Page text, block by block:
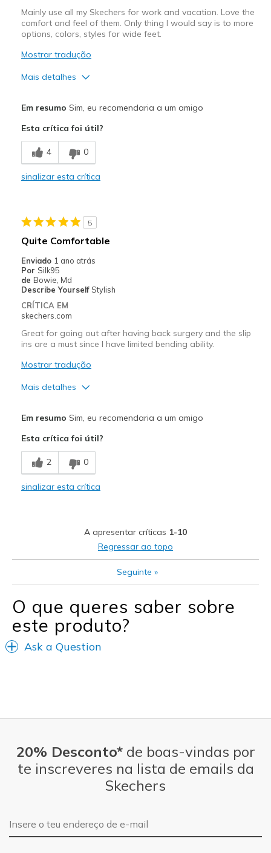
Mainly use all my Skechers for work and vacation. Love the
comfort and feel of them. Only thing I would say is to more
options, colors, styles for wide feet.
Mostrar tradução
Mais detalhes
Comfortable
Durable
Need Break In
Melhores utilizações
Casual Wear
Width
Sizing
View On Shoes
I'm Into Shoes
Em resumo Sim, eu recomendaria a um amigo
Esta crítica foi útil?
4 0
sinalizar esta crítica
5
Quite Comfortable
Enviado 1 ano atrás
Por Silk95
de Bowie, Md
Describe Yourself Stylish
CRÍTICA EM
skechers.com
Great for going out after having back surgery and the slip
ins are a must since I have limited bending ability.
Mostrar tradução
Mais detalhes
Durable
Stylish
Travel
View On Shoes
I'm Really Into Shoes
Em resumo Sim, eu recomendaria a um amigo
Esta crítica foi útil?
2 0
sinalizar esta crítica
A apresentar críticas 1-10
Regressar ao topo
Seguinte »
O que queres saber sobre
este produto?
Ask a Question
20% Desconto*de boas-vindas por
te inscreveres na lista de emails da
Skechers
Endereço de e-mail